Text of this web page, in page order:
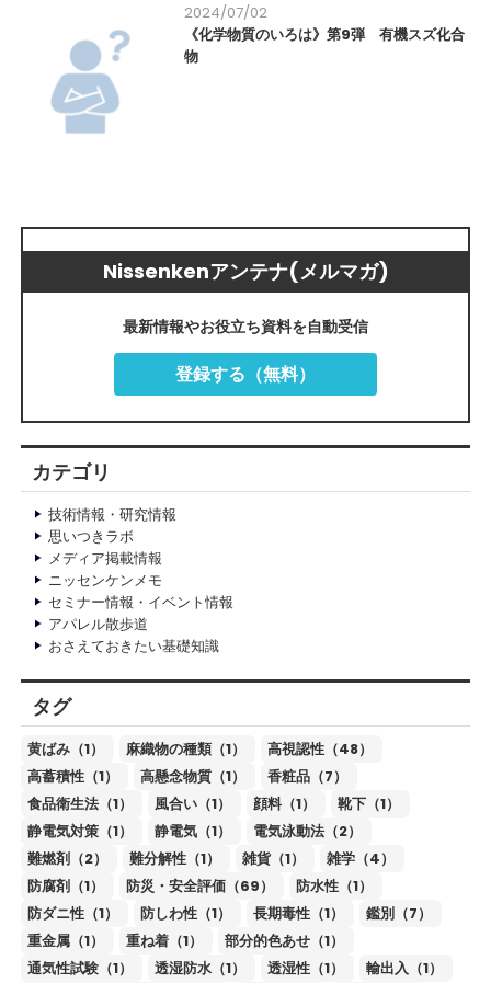
2024/07/02
《化学物質のいろは》第9弾 有機スズ化合
物
Nissenkenアンテナ(メルマガ)
最新情報やお役立ち資料を自動受信
登録する（無料）
カテゴリ
技術情報・研究情報
思いつきラボ
メディア掲載情報
ニッセンケンメモ
セミナー情報・イベント情報
アパレル散歩道
おさえておきたい基礎知識
タグ
黄ばみ（1） 麻織物の種類（1）
高視認性（48）
高蓄積性（1）
高懸念物質（1）
香粧品（7）
食品衛生法（1）
風合い（1） 顔料（1）
靴下（1）
静電気対策（1）
静電気（1）
電気泳動法（2）
難燃剤（2）
難分解性（1） 雑貨（1）
雑学（4）
防腐剤（1）
防災・安全評価（69）
防水性（1）
防ダニ性（1）
防しわ性（1） 長期毒性（1）
鑑別（7）
重金属（1）
重ね着（1）
部分的色あせ（1）
通気性試験（1）
透湿防水（1） 透湿性（1）
輸出入（1）